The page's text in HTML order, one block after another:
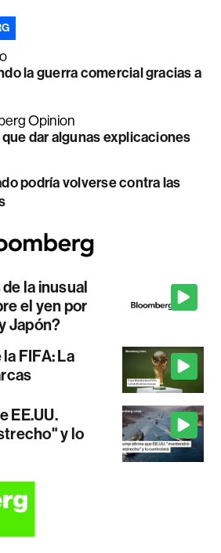
la guerra comercial gracias a
Opinion
dar algunas explicaciones
podría volverse contra las
la inusual
el yen por
Japón?
FIFA: La
EE.UU.
y lo